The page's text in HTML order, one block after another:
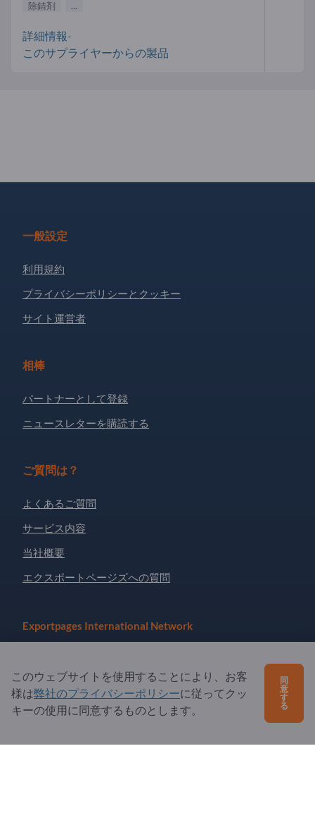
除錆剤
...
詳細情報-
このサプライヤーからの製品
一般設定
利用規約
プライバシーポリシーとクッキー
サイト運営者
相棒
パートナーとして登録
ニュースレターを購読する
ご質問は？
よくあるご質問
サービス内容
当社概要
エクスポートページズへの質問
Exportpages International Network
Exportpages International GmbH
76307 Karlsbad
Germany
このウェブサイトを使用することにより、お客
様は弊社のプライバシーポリシーに従ってクッ
キーの使用に同意するものとします。
同
意
す
る